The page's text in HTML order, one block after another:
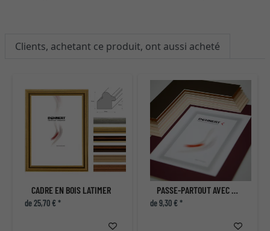
Clients, achetant ce produit, ont aussi acheté
CADRE EN BOIS LATIMER
de 25,70 € *
PASSE-PARTOUT AVEC COUPE INDIVIDUELLE
de 9,30 € *